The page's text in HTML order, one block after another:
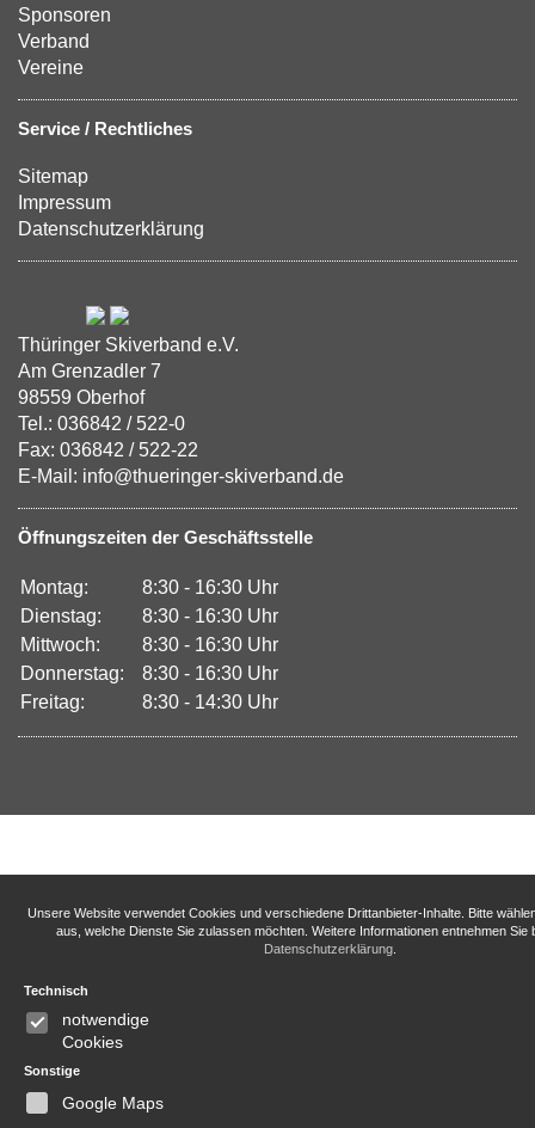
Sponsoren
Verband
Vereine
Service / Rechtliches
Sitemap
Impressum
Datenschutzerklärung
Thüringer Skiverband e.V.
Am Grenzadler 7
98559 Oberhof
Tel.: 036842 / 522-0
Fax: 036842 / 522-22
E-Mail: info@thueringer-skiverband.de
Öffnungszeiten der Geschäftsstelle
Montag:
8:30 - 16:30 Uhr
Dienstag:
8:30 - 16:30 Uhr
Mittwoch:
8:30 - 16:30 Uhr
Donnerstag:
8:30 - 16:30 Uhr
Freitag:
8:30 - 14:30 Uhr
Unsere Website verwendet Cookies und verschiedene Drittanbieter-Inhalte. Bitte
aus, welche Dienste Sie zulassen möchten. Weitere Informationen entnehmen Sie
Datenschutzerklärung.
Technisch
notwendige
Cookies
Sonstige
Google Maps